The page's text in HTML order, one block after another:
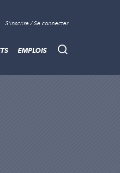
S'inscrire / Se connecter
Recherche
EMPLOIS